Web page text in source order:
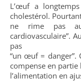
L’œuf a
cholestérol.
ne rime pas
cardiovasculaire”.
pas
“un œuf = danger”.
compense en
l’alimentation en